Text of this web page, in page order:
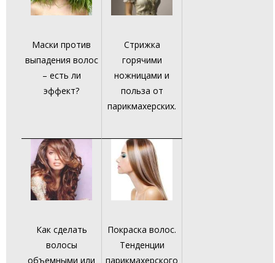
Маски против
выпадения волос
– есть ли
эффект?
Стрижка
горячими
ножницами и
польза от
парикмахерских.
Как сделать
волосы
объемными или
Покраска волос.
Тенденции
парикмахерского